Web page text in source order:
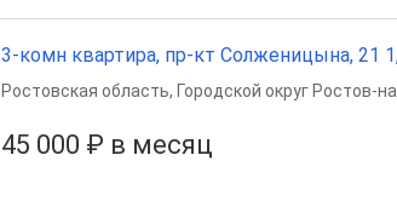
3-комн квартира, пр-кт Солженицына, 21
45 000 ₽ в месяц
Ростовская область, Городской округ Ростов-